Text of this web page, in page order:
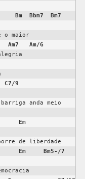
Bm
o maior
Am7
Am/G
C7/9
anda meio
Em
de liberdade
Em
Bm5-/7